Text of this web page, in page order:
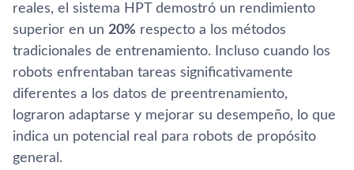
reales, el sistema HPT demostró un rendimiento
superior en un 20% respecto a los métodos
tradicionales de entrenamiento. Incluso cuando los
robots enfrentaban tareas significativamente
diferentes a los datos de preentrenamiento,
lograron adaptarse y mejorar su desempeño, lo que
indica un potencial real para robots de propósito
general.